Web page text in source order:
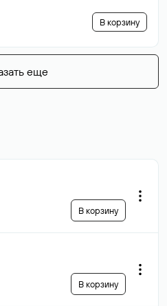
В корзину
еще
В корзину
В корзину